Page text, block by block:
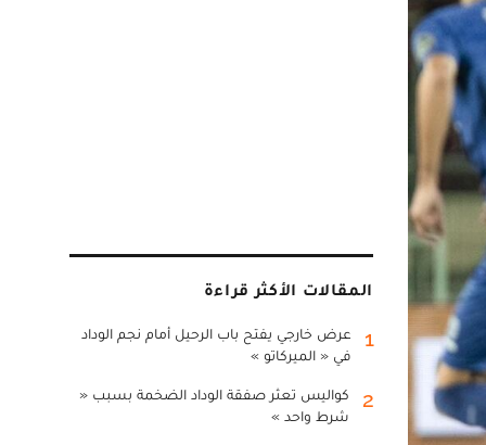
المقالات الأكثر قراءة
1
عرض خارجي يفتح باب الرحيل أمام نجم الوداد
في « الميركاتو »
2
كواليس تعثر صفقة الوداد الضخمة بسبب «
شرط واحد »